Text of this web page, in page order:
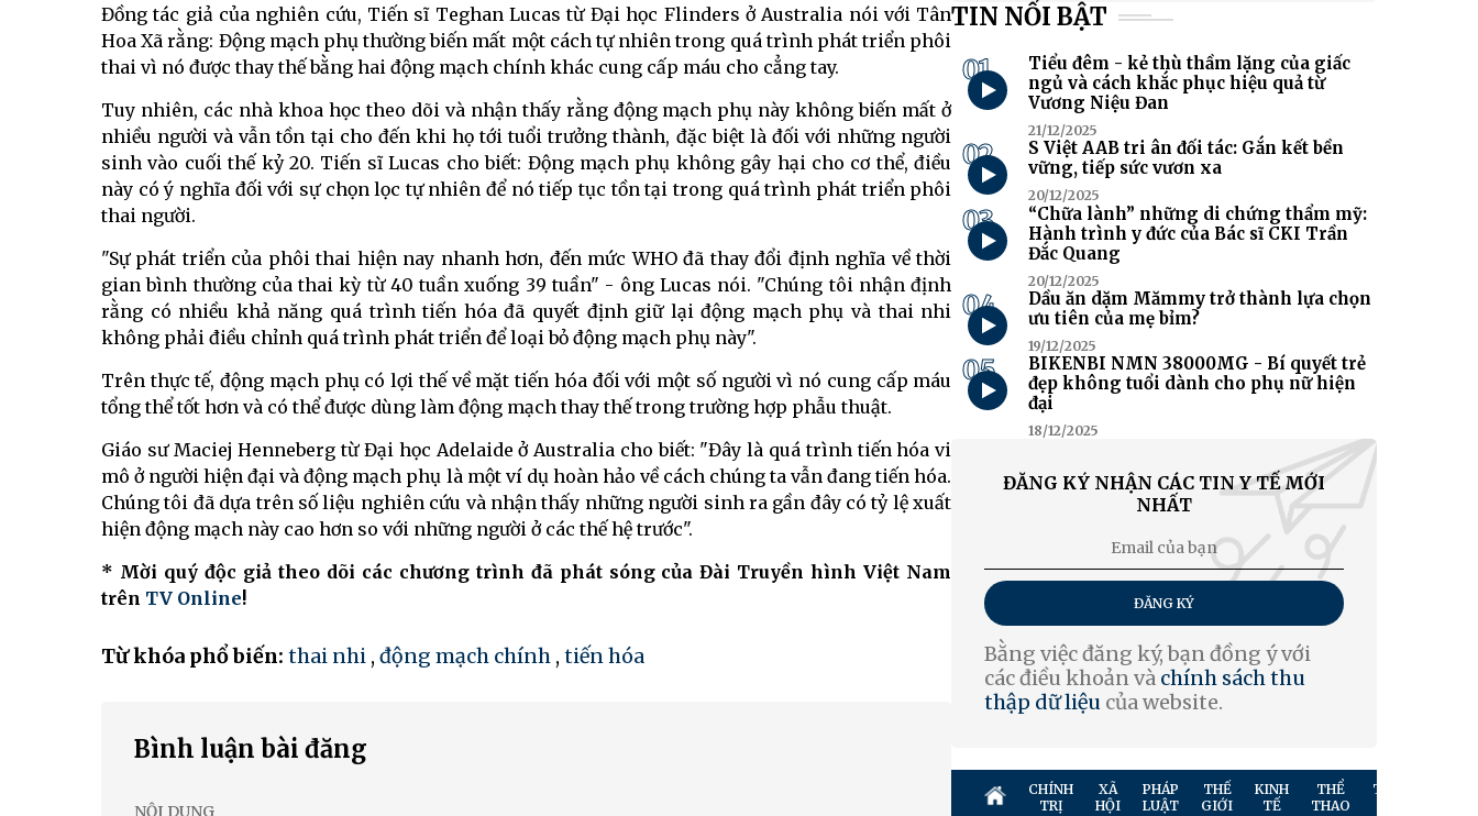
Đồng tác giả của nghiên cứu, Tiến sĩ Teghan Lucas từ Đại học Flinders ở Australia nói với Tân
Hoa Xã rằng: Động mạch phụ thường biến mất một cách tự nhiên trong quá trình phát triển phôi
thai vì nó được thay thế bằng hai động mạch chính khác cung cấp máu cho cẳng tay.
Tuy nhiên, các nhà khoa học theo dõi và nhận thấy rằng động mạch phụ này không biến mất ở
nhiều người và vẫn tồn tại cho đến khi họ tới tuổi trưởng thành, đặc biệt là đối với những người
sinh vào cuối thế kỷ 20. Tiến sĩ Lucas cho biết: Động mạch phụ không gây hại cho cơ thể, điều
này có ý nghĩa đối với sự chọn lọc tự nhiên để nó tiếp tục tồn tại trong quá trình phát triển phôi
thai người.
"Sự phát triển của phôi thai hiện nay nhanh hơn, đến mức WHO đã thay đổi định nghĩa về thời
gian bình thường của thai kỳ từ 40 tuần xuống 39 tuần" - ông Lucas nói. "Chúng tôi nhận định
rằng có nhiều khả năng quá trình tiến hóa đã quyết định giữ lại động mạch phụ và thai nhi
không phải điều chỉnh quá trình phát triển để loại bỏ động mạch phụ này".
Trên thực tế, động mạch phụ có lợi thế về mặt tiến hóa đối với một số người vì nó cung cấp máu
tổng thể tốt hơn và có thể được dùng làm động mạch thay thế trong trường hợp phẫu thuật.
Giáo sư Maciej Henneberg từ Đại học Adelaide ở Australia cho biết: "Đây là quá trình tiến hóa vi
mô ở người hiện đại và động mạch phụ là một ví dụ hoàn hảo về cách chúng ta vẫn đang tiến hóa.
Chúng tôi đã dựa trên số liệu nghiên cứu và nhận thấy những người sinh ra gần đây có tỷ lệ xuất
hiện động mạch này cao hơn so với những người ở các thế hệ trước".
* Mời quý độc giả theo dõi các chương trình đã phát sóng của Đài Truyền hình Việt Nam
trên TV Online!
Từ khóa phổ biến: thai nhi , động mạch chính , tiến hóa
Bình luận bài đăng
TIN NỔI BẬT
01
Tiểu đêm - kẻ thù thầm lặng của giấc
ngủ và cách khắc phục hiệu quả từ
Vương Niệu Đan
21/12/2025
02
S Việt AAB tri ân đối tác: Gắn kết bền
vững, tiếp sức vươn xa
20/12/2025
03
“Chữa lành” những di chứng thẩm mỹ:
Hành trình y đức của Bác sĩ CKI Trần
Đắc Quang
20/12/2025
04
Dầu ăn dặm Mămmy trở thành lựa chọn
ưu tiên của mẹ bỉm?
19/12/2025
05
BIKENBI NMN 38000MG - Bí quyết trẻ
đẹp không tuổi dành cho phụ nữ hiện
đại
18/12/2025
ĐĂNG KÝ NHẬN CÁC TIN Y TẾ MỚI
NHẤT
ĐĂNG KÝ
Bằng việc đăng ký, bạn đồng ý với
các điều khoản và chính sách thu
thập dữ liệu của website.
CHÍNH
TRỊ
XÃ
HỘI
PHÁP
LUẬT
THẾ
GIỚI
KINH
TẾ
THỂ
THAO
TRUYỀN